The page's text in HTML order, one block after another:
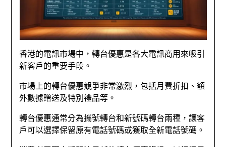
香港的電訊市場中，轉台優惠是各大電訊商用來吸引
新客戶的重要手段。
市場上的轉台優惠競爭非常激烈，包括月費折扣、額
外數據贈送及特別禮品等。
轉台優惠通常分為攜號轉台和新號碼轉台兩種，讓客
戶可以選擇保留原有電話號碼或獲取全新電話號碼。